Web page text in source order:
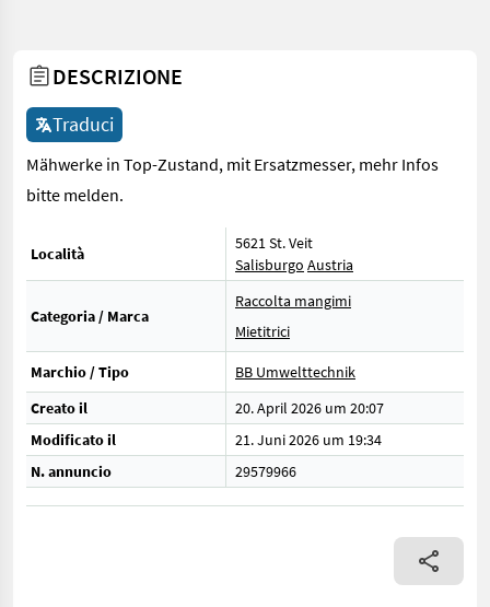
DESCRIZIONE
Traduci
Mähwerke in Top-Zustand, mit Ersatzmesser, mehr Infos
bitte melden.
Località
5621 St. Veit
Salisburgo Austria
Categoria / Marca
Raccolta mangimi
Mietitrici
Marchio / Tipo
BB Umwelttechnik
Creato il
20. April 2026 um 20:07
Modificato il
21. Juni 2026 um 19:34
N. annuncio
29579966